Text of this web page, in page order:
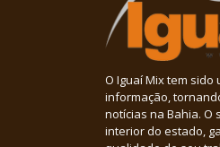
O Iguaí Mix tem
informação,
notícias na Bahia. O
interior do estado,